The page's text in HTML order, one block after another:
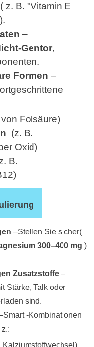
( z. B. "Vitamin E
–
Gentor,
Formen –
Folsäure)
(z. B.
Oxid)
z. B.
–Stellen Sie sicher(
300–400 mg )
Zusatzstoffe –
Stärke, Talk oder
sind.
-Kombinationen
Kalziumstoffwechsel)